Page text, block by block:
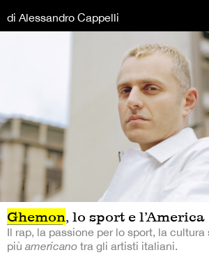
di Alessandro Cappelli
Ghemon, lo sport e l’America
Il rap, la passione per lo sport, la
più americano tra gli artisti italiani.